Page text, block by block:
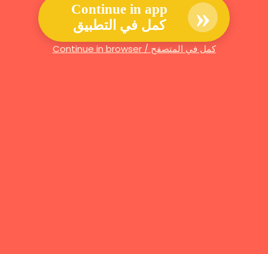
Continue in app
كمل في التطبيق
»
Continue in browser / كمل في المتصفح